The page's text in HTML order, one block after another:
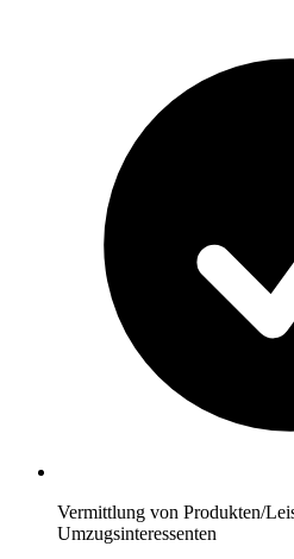
Vermittlung von Produkten/
Umzugsinteressenten